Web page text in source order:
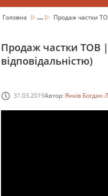
Головна ... Продаж частки
Продаж частки ТОВ
відповідальністю)
31.03.2019Автор:Янків